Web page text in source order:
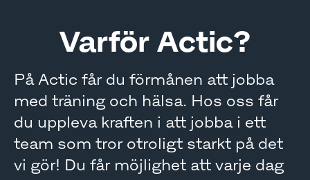
Varför Actic?
På Actic får du förmånen att jobba
med träning och hälsa. Hos oss får
du uppleva kraften i att jobba i ett
team som tror otroligt starkt på det
vi gör! Du får möjlighet att varje dag